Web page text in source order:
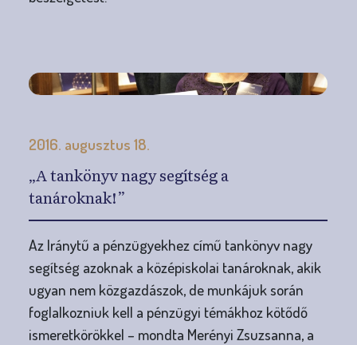
2016. augusztus 18.
„A tankönyv nagy segítség a
tanároknak!”
Az Iránytű a pénzügyekhez című tankönyv nagy
segítség azoknak a középiskolai tanároknak, akik
ugyan nem közgazdászok, de munkájuk során
foglalkozniuk kell a pénzügyi témákhoz kötődő
ismeretkörökkel – mondta Merényi Zsuzsanna, a